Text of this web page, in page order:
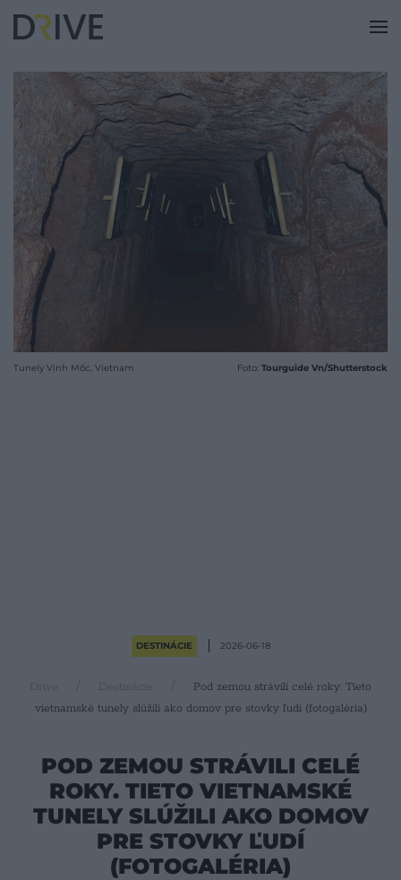
Tunely Vịnh Mốc, Vietnam Foto: Tourguide Vn/Shutterstock
DESTINÁCIE 2026-06-18
Drive
Pod zemou strávili celé roky. Tieto
vietnamské tunely slúžili ako domov pre stovky ľudí (fotogaléria)
POD ZEMOU STRÁVILI CELÉ
ROKY. TIETO VIETNAMSKÉ
TUNELY SLÚŽILI AKO DOMOV
PRE STOVKY ĽUDÍ
(FOTOGALÉRIA)